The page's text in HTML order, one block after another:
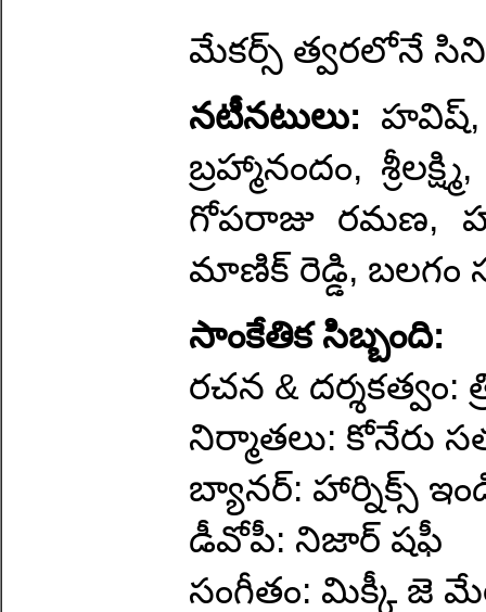
మేకర్స్ త్వరలోనే
నటీనటులు: హవిష్,
బ్రహ్మానందం,
గోపరాజు రమణ,
మాణిక్ రెడ్డి,
సాంకేతిక సిబ్బంది:
రచన & దర్శకత్వం:
నిర్మాతలు: కోనేరు
బ్యానర్: హార్నిక్స్
డీవోపీ: నిజార్ షఫీ
సంగీతం: మిక్కీ జె